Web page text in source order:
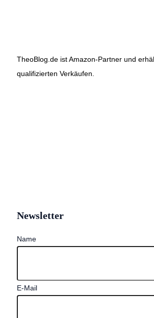
TheoBlog.de ist Amazon-Partner und
qualifizierten Verkäufen.
Newsletter
Name
E-Mail